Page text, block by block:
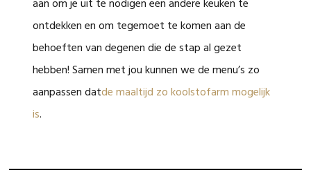
aan om je uit te nodigen een andere keuken te
ontdekken en om tegemoet te komen aan de
behoeften van degenen die de stap al gezet
hebben! Samen met jou kunnen we de menu’s zo
aanpassen datde maaltijd zo koolstofarm mogelijk
is.